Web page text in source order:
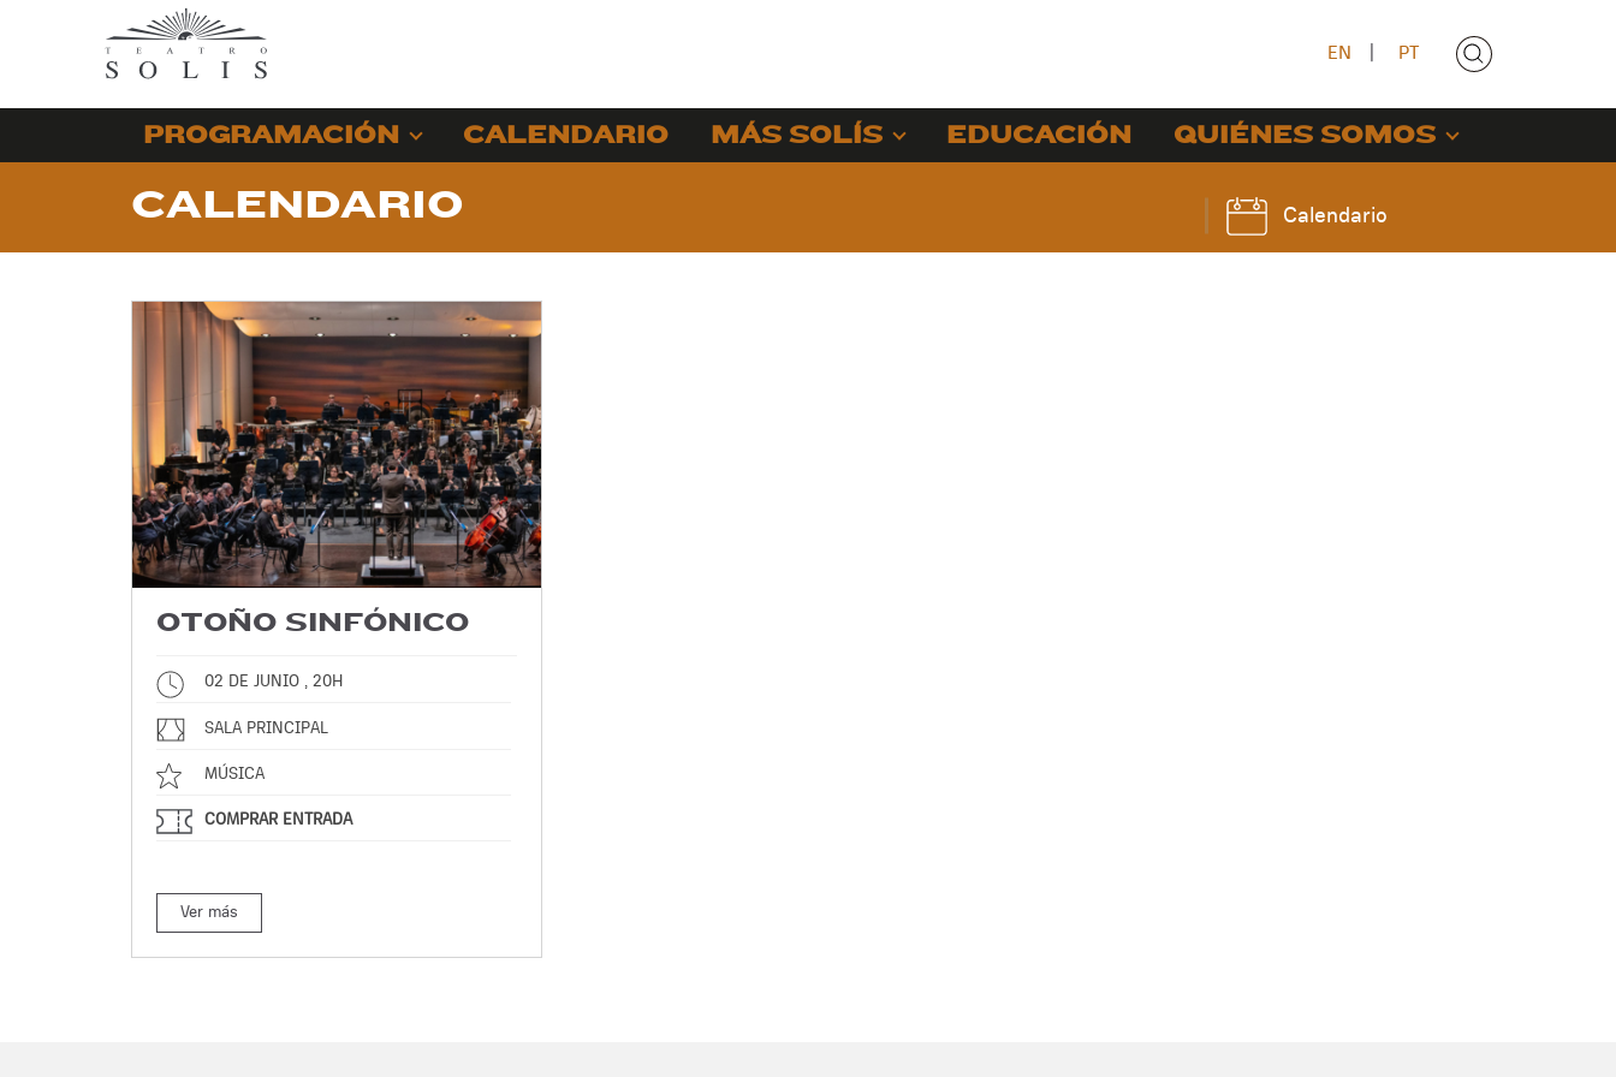
EN PT
PROGRAMACIÓN CALENDARIO MÁS SOLÍS EDUCACIÓN QUIÉNES SOMOS
Calendario
CALENDARIO
OTOÑO SINFÓNICO
02 DE JUNIO , 20H
SALA PRINCIPAL
MÚSICA
COMPRAR ENTRADA
Ver más